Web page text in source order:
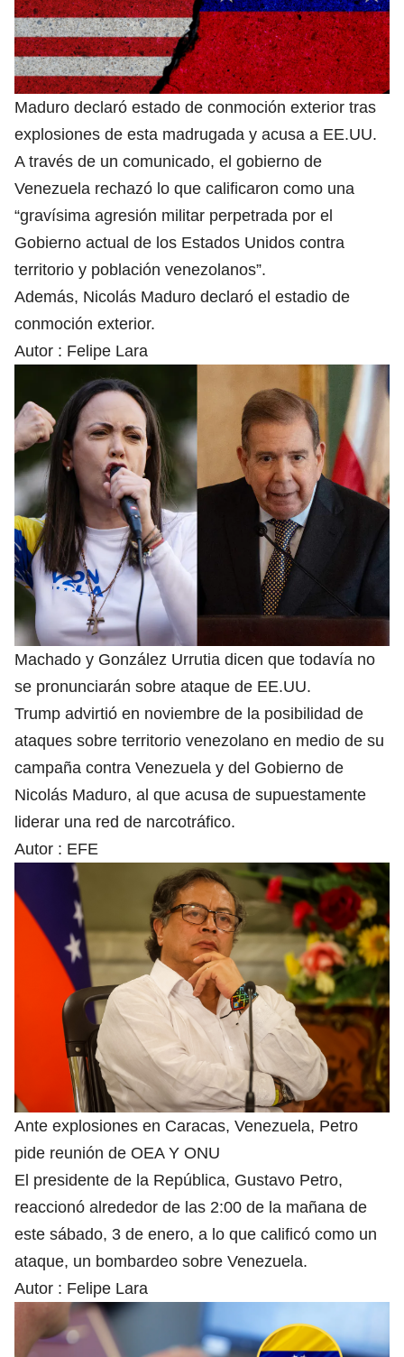
Maduro declaró estado de conmoción exterior tras
explosiones de esta madrugada y acusa a EE.UU.
A través de un comunicado, el gobierno de
Venezuela rechazó lo que calificaron como una
“gravísima agresión militar perpetrada por el
Gobierno actual de los Estados Unidos contra
territorio y población venezolanos”.
Además, Nicolás Maduro declaró el estadio de
conmoción exterior.
Autor : Felipe Lara
Machado y González Urrutia dicen que todavía no
se pronunciarán sobre ataque de EE.UU.
Trump advirtió en noviembre de la posibilidad de
ataques sobre territorio venezolano en medio de su
campaña contra Venezuela y del Gobierno de
Nicolás Maduro, al que acusa de supuestamente
liderar una red de narcotráfico.
Autor : EFE
Ante explosiones en Caracas, Venezuela, Petro
pide reunión de OEA Y ONU
El presidente de la República, Gustavo Petro,
reaccionó alrededor de las 2:00 de la mañana de
este sábado, 3 de enero, a lo que calificó como un
ataque, un bombardeo sobre Venezuela.
Autor : Felipe Lara